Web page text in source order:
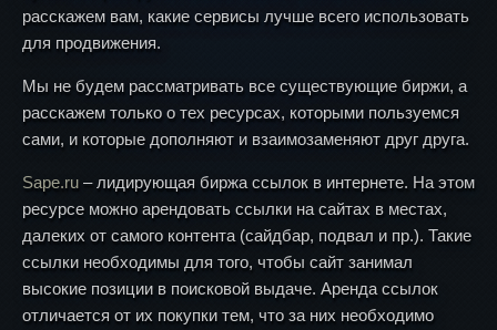
расскажем вам, какие сервисы лучше всего использовать
для продвижения.
Мы не будем рассматривать все существующие биржи, а
расскажем только о тех ресурсах, которыми пользуемся
сами, и которые дополняют и взаимозаменяют друг друга.
Sape.ru – лидирующая биржа ссылок в интернете. На этом
ресурсе можно арендовать ссылки на сайтах в местах,
далеких от самого контента (сайдбар, подвал и пр.). Такие
ссылки необходимы для того, чтобы сайт занимал
высокие позиции в поисковой выдаче. Аренда ссылок
отличается от их покупки тем, что за них необходимо